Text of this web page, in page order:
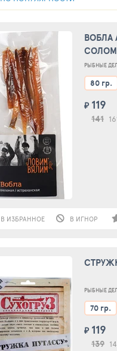
ВОБЛА
РЫБНЫЕ
80 гр.
₽ 119
141
В ИЗБРАННОЕ В ИГНОР
РЫБНЫЕ
70 гр.
₽ 119
139